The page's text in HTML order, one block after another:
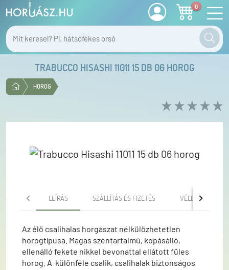
0
TRABUCCO HISASHI 11011 15 DB 06 HOROG
HOROG
LEÍRÁS SZÁLLÍTÁS ÉS FIZETÉS VÉLEMÉNYEK
Az élő csalihalas horgászat nélkülözhetetlen
horogtípusa. Magas széntartalmú, kopásálló,
ellenálló fekete nikkel bevonattal ellátott füles
horog. A különféle csalik, csalihalak biztonságos